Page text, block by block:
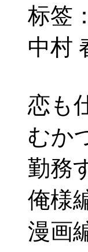
标签
中村
恋も
むか
勤務
俺様
漫画